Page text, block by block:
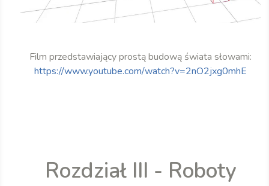
Film przedstawiający prostą budową świata słowami:
https://www.youtube.com/watch?v=2nO2jxg0mhE
Rozdział III - Roboty